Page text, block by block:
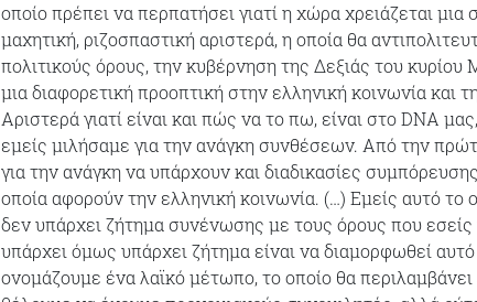
οποίο πρέπει να περπατήσει γιατί η χώρα χρειάζεται μια
μαχητική, ριζοσπαστική αριστερά, η οποία θα
πολιτικούς όρους, την κυβέρνηση της Δεξιάς του
μια διαφορετική προοπτική στην ελληνική κοινωνία και
Αριστερά γιατί είναι και πώς να το πω, είναι στο DNA
εμείς μιλήσαμε για την ανάγκη συνθέσεων. Από την
για την ανάγκη να υπάρχουν και διαδικασίες
οποία αφορούν την ελληνική κοινωνία. (…) Εμείς αυτό το
δεν υπάρχει ζήτημα συνένωσης με τους όρους που εσείς
υπάρχει όμως υπάρχει ζήτημα είναι να διαμορφωθεί αυτό
ονομάζουμε ένα λαϊκό μέτωπο, το οποίο θα